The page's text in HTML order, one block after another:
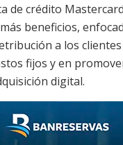
de crédito
beneficios,
a los
fijos y en
digital.